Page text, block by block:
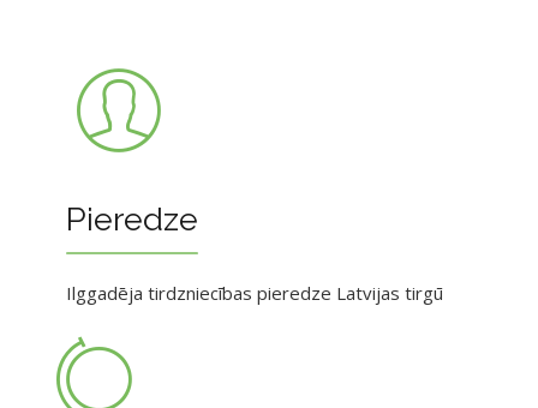
Pieredze
Ilggadēja tirdzniecības pieredze Latvijas tirgū